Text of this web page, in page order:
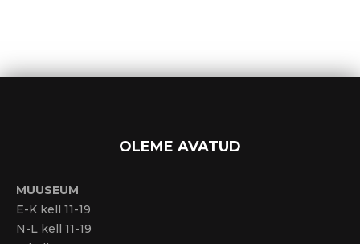
OLEME AVATUD
MUUSEUM
E-K kell 11-19
N-L kell 11-19